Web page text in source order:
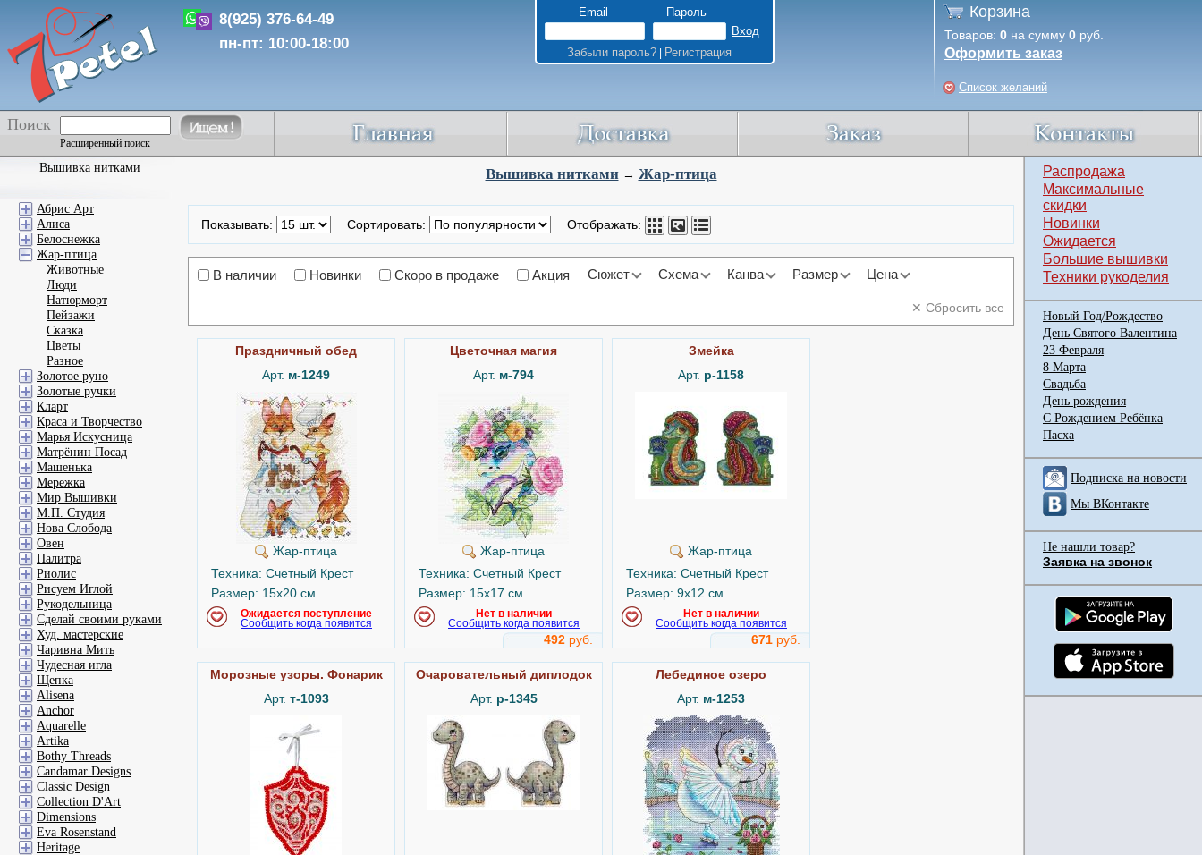
8(925) 376-64-49
пн-пт: 10:00-18:00
Email Пароль
Забыли пароль?| Регистрация
Корзина
Товаров: 0 на сумму 0 руб.
Оформить заказ
Список желаний
Поиск
Расширенный поиск
Вышивка нитками→ Жар-птица
Показывать: Сортировать: Отображать:
В наличии Новинки Скоро в продаже Акция Сюжет Схема Канва Размер Цена
✕ Сбросить все
Праздничный обед
Арт. м-1249
Жар-птица
Техника: Счетный Крест
Размер: 15x20 см
Ожидается поступление
Сообщить когда появится
Цветочная магия
Арт. м-794
Жар-птица
Техника: Счетный Крест
Размер: 15x17 см
Нет в наличии
Сообщить когда появится
492 руб.
Змейка
Арт. р-1158
Жар-птица
Техника: Счетный Крест
Размер: 9x12 см
Нет в наличии
Сообщить когда появится
671 руб.
Морозные узоры. Фонарик
Арт. т-1093
Очаровательный диплодок
Арт. р-1345
Лебединое озеро
Арт. м-1253
Вышивка нитками
Абрис Арт
Алиса
Белоснежка
Жар-птица
Животные
Люди
Натюрморт
Пейзажи
Сказка
Цветы
Разное
Золотое руно
Золотые ручки
Кларт
Краса и Творчество
Марья Искусница
Матрёнин Посад
Машенька
Мережка
Мир Вышивки
М.П. Студия
Нова Слобода
Овен
Палитра
Риолис
Рисуем Иглой
Рукодельница
Сделай своими руками
Худ. мастерские
Чаривна Мить
Чудесная игла
Щепка
Alisena
Anchor
Aquarelle
Artika
Bothy Threads
Candamar Designs
Classic Design
Collection D'Art
Dimensions
Eva Rosenstand
Heritage
Распродажа
Максимальные
скидки
Новинки
Ожидается
Большие вышивки
Техники рукоделия
Новый Год/Рождество
День Святого Валентина
23 Февраля
8 Марта
Свадьба
День рождения
С Рождением Ребёнка
Пасха
Подписка на новости
Мы ВКонтакте
Не нашли товар?
Заявка на звонок